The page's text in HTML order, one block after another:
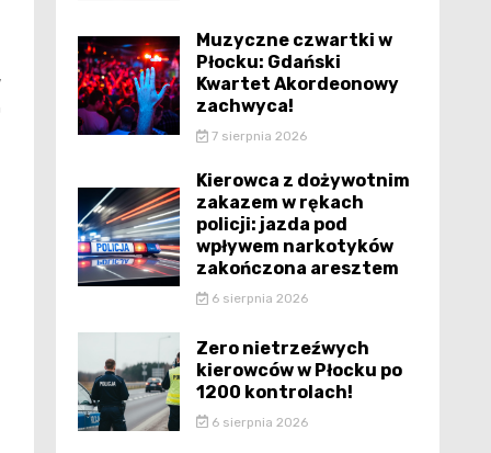
Muzyczne czwartki w
Płocku: Gdański
Kwartet Akordeonowy
zachwyca!
7 sierpnia 2026
Kierowca z dożywotnim
zakazem w rękach
policji: jazda pod
wpływem narkotyków
zakończona aresztem
6 sierpnia 2026
Zero nietrzeźwych
kierowców w Płocku po
1200 kontrolach!
6 sierpnia 2026